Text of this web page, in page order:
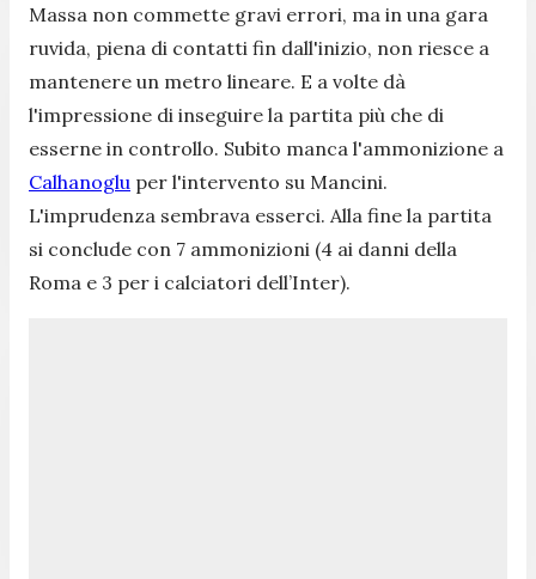
Massa non commette gravi errori, ma in una gara
ruvida, piena di contatti fin dall'inizio, non riesce a
mantenere un metro lineare. E a volte dà
l'impressione di inseguire la partita più che di
esserne in controllo. Subito manca l'ammonizione a
Calhanoglu per l'intervento su Mancini.
L'imprudenza sembrava esserci. Alla fine la partita
si conclude con 7 ammonizioni (4 ai danni della
Roma e 3 per i calciatori dell’Inter).